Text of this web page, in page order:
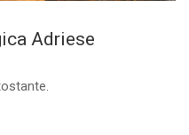
Adriese